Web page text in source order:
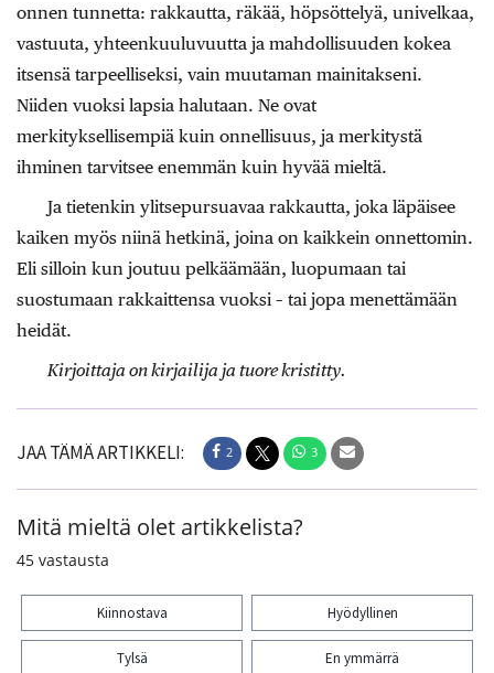
onnen tunnetta: rakkautta, räkää, höpsöttelyä, univelkaa,
vastuuta, yhteenkuuluvuutta ja mahdollisuuden kokea
itsensä tarpeelliseksi, vain muutaman mainitakseni.
Niiden vuoksi lapsia halutaan. Ne ovat
merkityksellisempiä kuin onnellisuus, ja merkitystä
ihminen tarvitsee enemmän kuin hyvää mieltä.
Ja tietenkin ylitsepursuavaa rakkautta, joka läpäisee
kaiken myös niinä hetkinä, joina on kaikkein onnettomin.
Eli silloin kun joutuu pelkäämään, luopumaan tai
suostumaan rakkaittensa vuoksi – tai jopa menettämään
heidät.
Kirjoittaja on kirjailija ja tuore kristitty.
JAA TÄMÄ ARTIKKELI: 2 3
Mitä mieltä olet artikkelista?
45 vastausta
Kiinnostava Hyödyllinen
Tylsä En ymmärrä